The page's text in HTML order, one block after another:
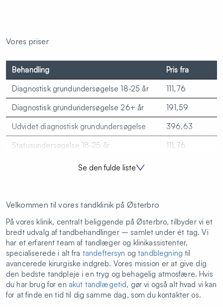
Vores priser
Behandling
Pris fra
Diagnostisk grundundersøgelse 18-25 år
111,76
Diagnostisk grundundersøgelse 26+ år
191,59
Udvidet diagnostisk grundundersøgelse
396,63
Statusundersøgelse 18-25 år
111,76
Statusundersøgelse 26+ år
Individuel forebyggende behandling
Røntgenbillede
174,95
Tandrensning A - mindst 15 tænder
239,76
Tandrensing B - højst 14 tænder
172,37
Simpel tandudtrækning (inklusiv
bedøvelse)
385,92
Se den fulde liste
Velkommen til vores tandklinik på Østerbro
På vores klinik, centralt beliggende på Østerbro, tilbyder vi et
bredt udvalg af tandbehandlinger – samlet under ét tag. Vi
har et erfarent team af tandlæger og klinikassistenter,
specialiserede i alt fra tandeftersyn ogtandblegning til
avancerede kirurgiske indgreb. Vores mission er at give dig
den bedste tandpleje i en tryg og behagelig atmosfære. Hvis
du har brug for en akut tandlægetid, gør vi også alt hvad vi kan
for at finde en tid til dig samme dag, som du kontakter os.